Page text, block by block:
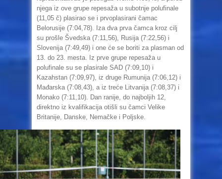
njega iz ove grupe repesaža u subotnje polufinale
(11,05 č) plasirao se i prvoplasirani čamac
Belorusije (7:04,78). Iza dva prva čamca kroz cilj
su prošle Švedska (7:11,56), Rusija (7:22,56) i
Slovenija (7:49,49) i one će se boriti za plasman od
13. do 23. mesta. Iz prve grupe repesaža u
polufinale su se plasirale SAD (7:09,10) i
Kazahstan (7:09,97), iz druge Rumunija (7:06,12) i
Mađarska (7:08,43), a iz treće Litvanija (7:08,37) i
Monako (7:11,10). Dan ranije, do najboljih 12,
direktno iz kvalifikacija otišli su čamci Velike
Britanije, Danske, Nemačke i Poljske.